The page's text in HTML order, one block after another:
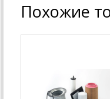
Похожие